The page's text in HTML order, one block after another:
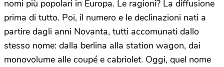
nomi più popolari in Europa. Le ragioni? La diffusione
prima di tutto. Poi, il numero e le declinazioni nati a
partire dagli anni Novanta, tutti accomunati dallo
stesso nome: dalla berlina alla station wagon, dai
monovolume alle coupé e cabriolet. Oggi, quel nome